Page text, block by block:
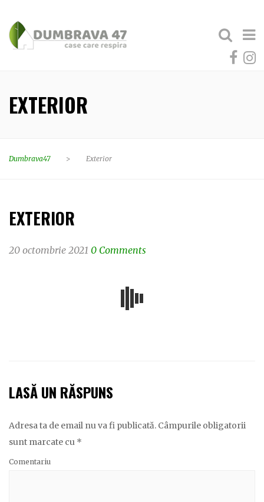
EXTERIOR
Dumbrava47 > Exterior
EXTERIOR
20 octombrie 2021 0 Comments
LASĂ UN RĂSPUNS
Adresa ta de email nu va fi publicată. Câmpurile obligatorii
sunt marcate cu *
Comentariu